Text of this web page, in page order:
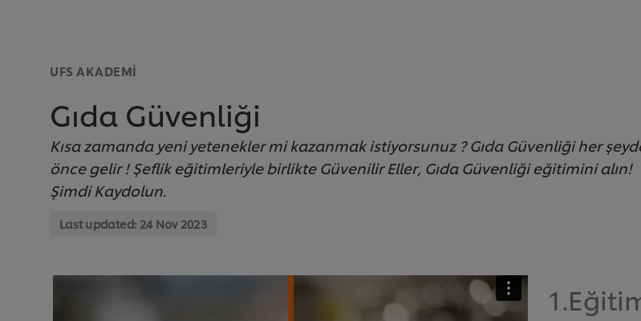
UFS AKADEMI
Gıda Güvenliği
Kısa zamanda yeni yetenekler mi kazanmak istiyorsunuz ? Gıda Güvenliği her
önce gelir ! Şeflik eğitimleriyle birlikte Güvenilir Eller, Gıda Güvenliği eğitimini alın!
Şimdi Kaydolun.
Last updated: 24 Nov 2023